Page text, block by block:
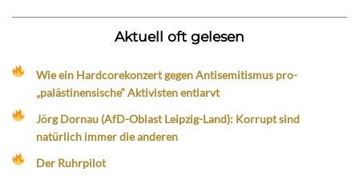
Aktuell oft gelesen
Wie ein Hardcorekonzert gegen Antisemitismus pro-
„palästinensische“ Aktivisten entlarvt
Jörg Dornau (AfD-Oblast Leipzig-Land): Korrupt sind
natürlich immer die anderen
Der Ruhrpilot